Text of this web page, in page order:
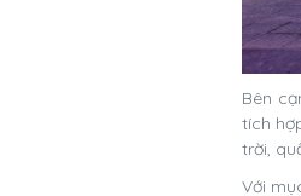
Bên
tích
trời,
Với